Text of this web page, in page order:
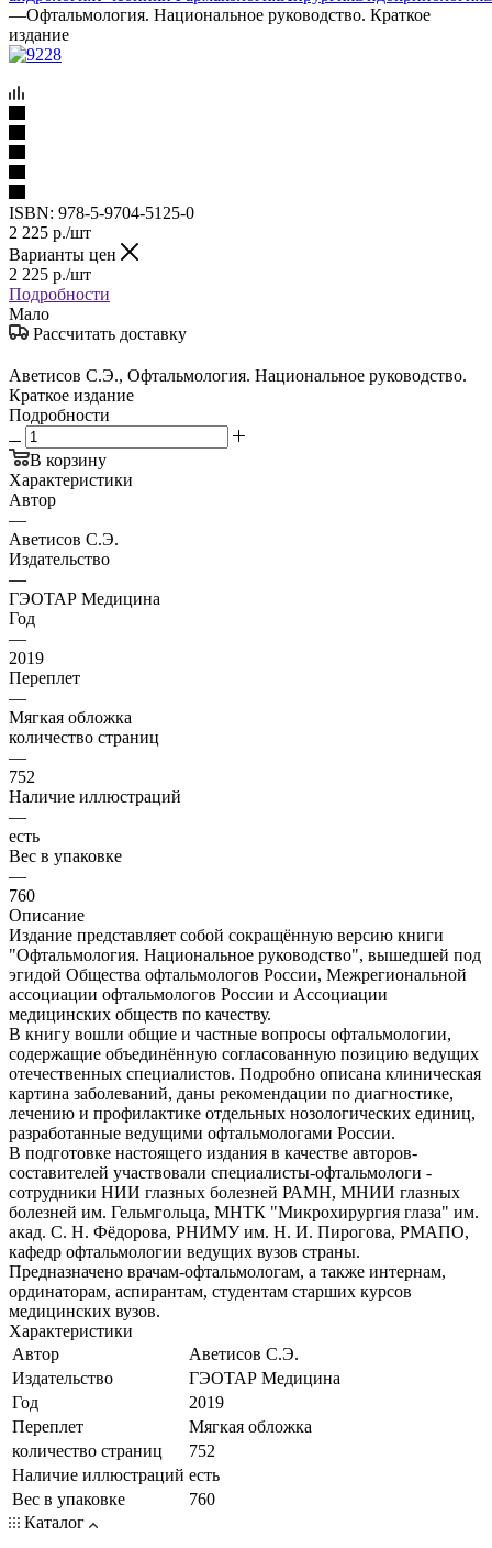
—Офтальмология. Национальное руководство. Краткое
издание
ISBN: 978-5-9704-5125-0
2 225 р./шт
Варианты цен
2 225 р./шт
Подробности
Мало
Рассчитать доставку
Аветисов С.Э., Офтальмология. Национальное руководство.
Краткое издание
Подробности
В корзину
Характеристики
Автор
—
Аветисов С.Э.
Издательство
—
ГЭОТАР Медицина
Год
—
2019
Переплет
—
Мягкая обложка
количество страниц
—
752
Наличие иллюстраций
—
есть
Вес в упаковке
—
760
Описание
Издание представляет собой сокращённую версию книги
"Офтальмология. Национальное руководство", вышедшей под
эгидой Общества офтальмологов России, Межрегиональной
ассоциации офтальмологов России и Ассоциации
медицинских обществ по качеству.
В книгу вошли общие и частные вопросы офтальмологии,
содержащие объединённую согласованную позицию ведущих
отечественных специалистов. Подробно описана клиническая
картина заболеваний, даны рекомендации по диагностике,
лечению и профилактике отдельных нозологических единиц,
разработанные ведущими офтальмологами России.
В подготовке настоящего издания в качестве авторов-
составителей участвовали специалисты-офтальмологи -
сотрудники НИИ глазных болезней РАМН, МНИИ глазных
болезней им. Гельмгольца, МНТК "Микрохирургия глаза" им.
акад. С. Н. Фёдорова, РНИМУ им. Н. И. Пирогова, РМАПО,
кафедр офтальмологии ведущих вузов страны.
Предназначено врачам-офтальмологам, а также интернам,
ординаторам, аспирантам, студентам старших курсов
медицинских вузов.
Характеристики
Автор
Аветисов С.Э.
Издательство
ГЭОТАР Медицина
Год
2019
Переплет
Мягкая обложка
количество страниц
752
Наличие иллюстраций есть
Вес в упаковке
760
Каталог